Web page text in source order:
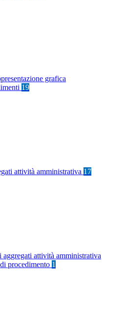
grafica
19
attività amministrativa 17
aggregati attività amministrativa
procedimento 1